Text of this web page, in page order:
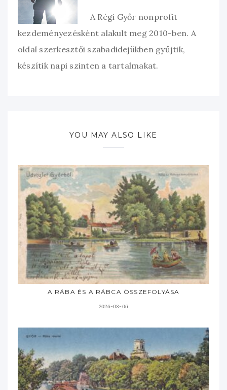
A Régi Győr nonprofit
kezdeményezésként alakult meg 2010-ben. A
oldal szerkesztői szabadidejükben gyűjtik,
készítik napi szinten a tartalmakat.
YOU MAY ALSO LIKE
A RÁBA ÉS A RÁBCA ÖSSZEFOLYÁSA
2026-08-06